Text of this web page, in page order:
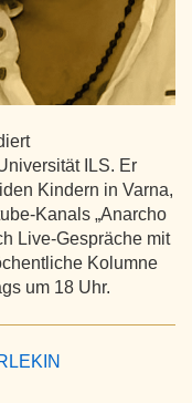
ILS. Er
Kindern in Varna,
Kanals „Anarcho
Live-Gespräche mit
Kolumne
um 18 Uhr.